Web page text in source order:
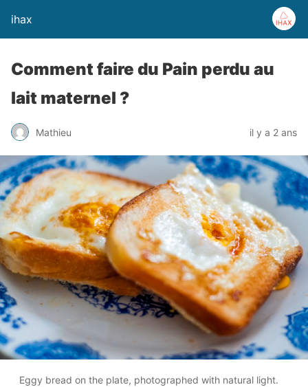
ihax
Comment faire du Pain perdu au
lait maternel ?
Mathieu il y a 2 ans
Eggy bread on the plate, photographed with natural light.